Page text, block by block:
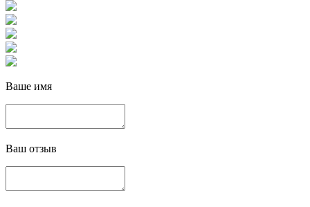
Ваше имя
Ваш отзыв